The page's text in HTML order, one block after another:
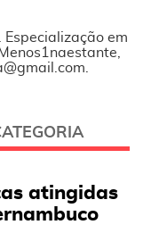
Especialização em
atingidas